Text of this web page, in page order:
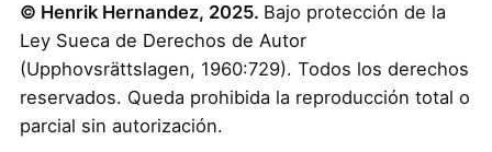
© Henrik Hernandez, 2025. Bajo protección de la
Ley Sueca de Derechos de Autor
(Upphovsrättslagen, 1960:729). Todos los derechos
reservados. Queda prohibida la reproducción total o
parcial sin autorización.